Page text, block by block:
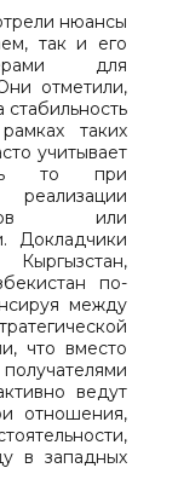
нюансы
так и его
для
отметили,
стабильность
таких
учитывает
то при
реализации
или
Докладчики
по-
между
что вместо
ведут
отношения,
в западных